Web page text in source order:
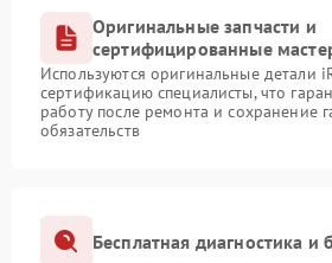
Оригинальные запчасти и
сертифицированные
Используются оригинальные детали
сертификацию специалисты, что
работу после ремонта и сохранение
обязательств
Бесплатная диагностика